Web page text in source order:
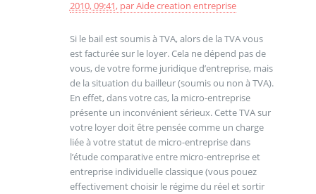
2010, 09:41, parAide creation entreprise
Si le bail est soumis à TVA, alors de la TVA vous
est facturée sur le loyer. Cela ne dépend pas de
vous, de votre forme juridique d’entreprise, mais
de la situation du bailleur (soumis ou non à TVA).
En effet, dans votre cas, la micro-entreprise
présente un inconvénient sérieux. Cette TVA sur
votre loyer doit être pensée comme un charge
liée à votre statut de micro-entreprise dans
l’étude comparative entre micro-entreprise et
entreprise individuelle classique (vous pouez
effectivement choisir le régime du réel et sortir